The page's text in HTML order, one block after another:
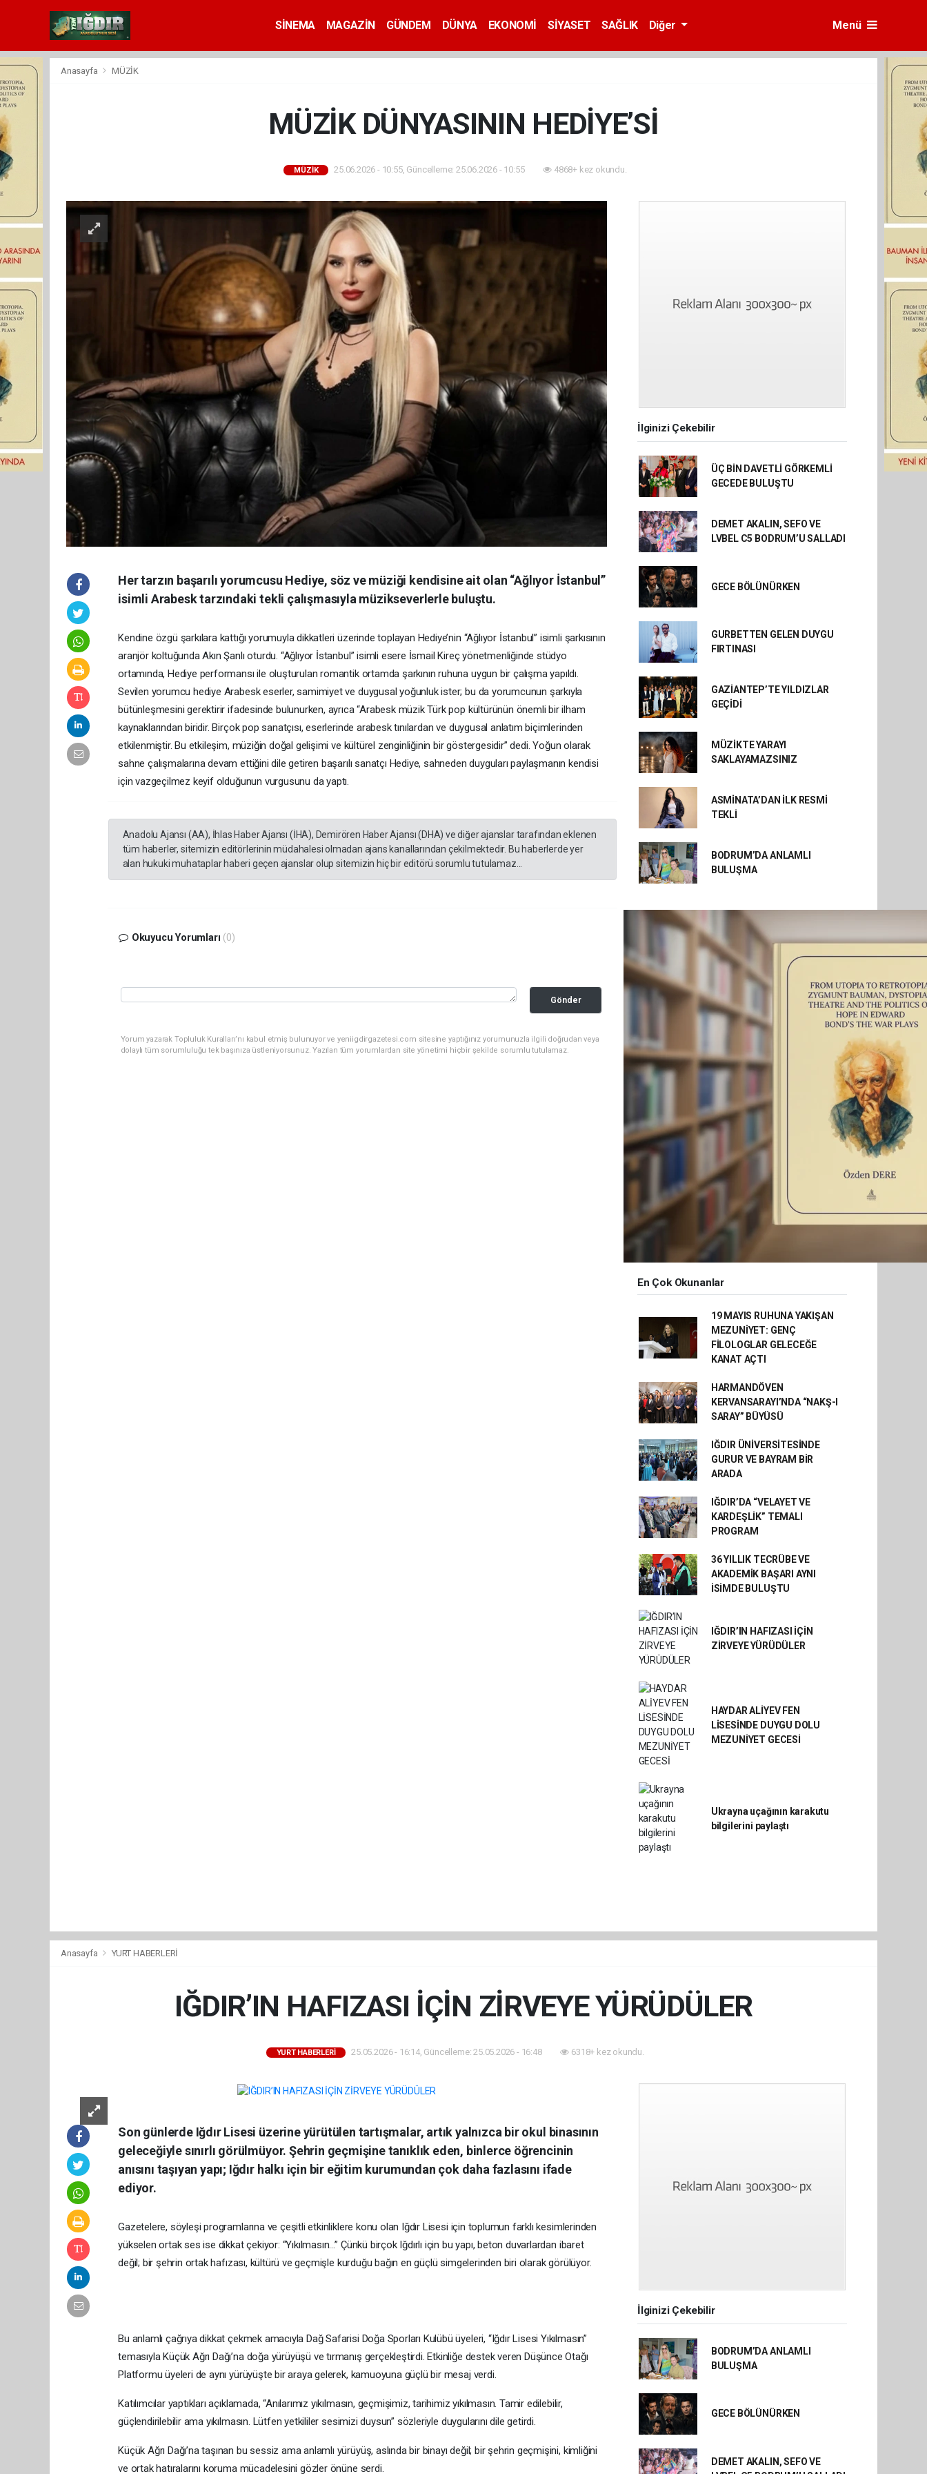
SİNEMA MAGAZİN GÜNDEM DÜNYA EKONOMİ SİYASET SAĞLIK Diğer Menü
Anasayfa MÜZİK
MÜZİK DÜNYASININ HEDİYE’Sİ
MÜZİK 25.06.2026 - 10:55, Güncelleme: 25.06.2026 - 10:55 4868+ kez okundu.
Her tarzın başarılı yorumcusu Hediye, söz ve müziği kendisine ait olan “Ağlıyor İstanbul”
isimli Arabesk tarzındaki tekli çalışmasıyla müzikseverlerle buluştu.
Kendine özgü şarkılara kattığı yorumuyla dikkatleri üzerinde toplayan Hediye’nin “Ağlıyor İstanbul” isimli şarkısının
aranjör koltuğunda Akın Şanlı oturdu. “Ağlıyor İstanbul” isimli esere İsmail Kireç yönetmenliğinde stüdyo
ortamında, Hediye performansı ile oluşturulan romantik ortamda şarkının ruhuna uygun bir çalışma yapıldı.
Sevilen yorumcu hediye Arabesk eserler, samimiyet ve duygusal yoğunluk ister; bu da yorumcunun şarkıyla
bütünleşmesini gerektirir ifadesinde bulunurken, ayrıca “Arabesk müzik Türk pop kültürünün önemli bir ilham
kaynaklarından biridir. Birçok pop sanatçısı, eserlerinde arabesk tınılardan ve duygusal anlatım biçimlerinden
etkilenmiştir. Bu etkileşim, müziğin doğal gelişimi ve kültürel zenginliğinin bir göstergesidir” dedi. Yoğun olarak
sahne çalışmalarına devam ettiğini dile getiren başarılı sanatçı Hediye, sahneden duyguları paylaşmanın kendisi
için vazgeçilmez keyif olduğunun vurgusunu da yaptı.
Anadolu Ajansı (AA), İhlas Haber Ajansı (İHA), Demirören Haber Ajansı (DHA) ve diğer ajanslar tarafından eklenen
tüm haberler, sitemizin editörlerinin müdahalesi olmadan ajans kanallarından çekilmektedir. Bu haberlerde yer
alan hukuki muhataplar haberi geçen ajanslar olup sitemizin hiç bir editörü sorumlu tutulamaz...
Okuyucu Yorumları (0)
Gönder
Yorum yazarak Topluluk Kuralları’nı kabul etmiş bulunuyor ve yeniigdirgazetesi.com sitesine yaptığınız yorumunuzla ilgili doğrudan veya
dolaylı tüm sorumluluğu tek başınıza üstleniyorsunuz. Yazılan tüm yorumlardan site yönetimi hiçbir şekilde sorumlu tutulamaz.
İlginizi Çekebilir
ÜÇ BİN DAVETLİ GÖRKEMLİ
GECEDE BULUŞTU
DEMET AKALIN, SEFO VE
LVBEL C5 BODRUM’U SALLADI
GECE BÖLÜNÜRKEN
GURBETTEN GELEN DUYGU
FIRTINASI
GAZİANTEP’TE YILDIZLAR
GEÇİDİ
MÜZİKTE YARAYI
SAKLAYAMAZSINIZ
ASMİNATA’DAN İLK RESMİ
TEKLİ
BODRUM’DA ANLAMLI
BULUŞMA
En Çok Okunanlar
19 MAYIS RUHUNA YAKIŞAN
MEZUNİYET: GENÇ
FİLOLOGLAR GELECEĞE
KANAT AÇTI
HARMANDÖVEN
KERVANSARAYI’NDA “NAKŞ-I
SARAY” BÜYÜSÜ
IĞDIR ÜNİVERSİTESİNDE
GURUR VE BAYRAM BİR
ARADA
IĞDIR’DA “VELAYET VE
KARDEŞLİK” TEMALI
PROGRAM
36 YILLIK TECRÜBE VE
AKADEMİK BAŞARI AYNI
İSİMDE BULUŞTU
IĞDIR’IN HAFIZASI İÇİN
ZİRVEYE YÜRÜDÜLER
HAYDAR ALİYEV FEN
LİSESİNDE DUYGU DOLU
MEZUNİYET GECESİ
Ukrayna uçağının karakutu
bilgilerini paylaştı
Anasayfa YURT HABERLERİ
IĞDIR’IN HAFIZASI İÇİN ZİRVEYE YÜRÜDÜLER
YURT HABERLERİ 25.05.2026 - 16:14, Güncelleme: 25.05.2026 - 16:48 6318+ kez okundu.
Son günlerde Iğdır Lisesi üzerine yürütülen tartışmalar, artık yalnızca bir okul binasının
geleceğiyle sınırlı görülmüyor. Şehrin geçmişine tanıklık eden, binlerce öğrencinin
anısını taşıyan yapı; Iğdır halkı için bir eğitim kurumundan çok daha fazlasını ifade
ediyor.
Gazetelere, söyleşi programlarına ve çeşitli etkinliklere konu olan Iğdır Lisesi için toplumun farklı kesimlerinden
yükselen ortak ses ise dikkat çekiyor: “Yıkılmasın…” Çünkü birçok Iğdırlı için bu yapı, beton duvarlardan ibaret
değil; bir şehrin ortak hafızası, kültürü ve geçmişle kurduğu bağın en güçlü simgelerinden biri olarak görülüyor.
Bu anlamlı çağrıya dikkat çekmek amacıyla Dağ Safarisi Doğa Sporları Kulübü üyeleri, “Iğdır Lisesi Yıkılmasın”
temasıyla Küçük Ağrı Dağı’na doğa yürüyüşü ve tırmanış gerçekleştirdi. Etkinliğe destek veren Düşünce Otağı
Platformu üyeleri de aynı yürüyüşte bir araya gelerek, kamuoyuna güçlü bir mesaj verdi.
Katılımcılar yaptıkları açıklamada, “Anılarımız yıkılmasın, geçmişimiz, tarihimiz yıkılmasın. Tamir edilebilir,
güçlendirilebilir ama yıkılmasın. Lütfen yetkililer sesimizi duysun” sözleriyle duygularını dile getirdi.
Küçük Ağrı Dağı’na taşınan bu sessiz ama anlamlı yürüyüş, aslında bir binayı değil; bir şehrin geçmişini, kimliğini
ve ortak hatıralarını koruma mücadelesini gözler önüne serdi.
İlginizi Çekebilir
BODRUM’DA ANLAMLI
BULUŞMA
GECE BÖLÜNÜRKEN
DEMET AKALIN, SEFO VE